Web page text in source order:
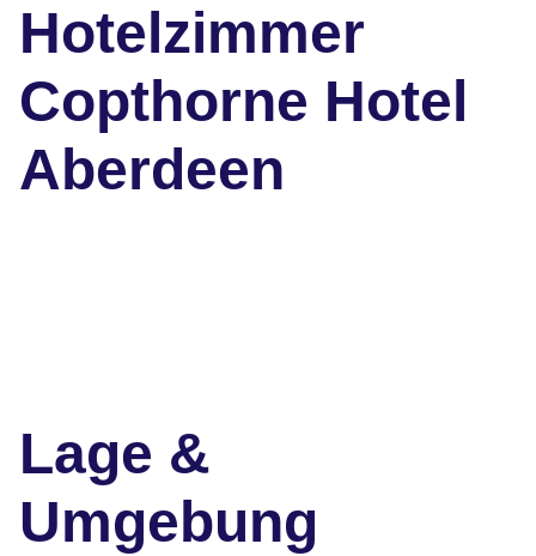
Hotelzimmer
Copthorne Hotel
Aberdeen
Lage &
Umgebung